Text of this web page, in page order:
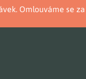
Omlouváme se